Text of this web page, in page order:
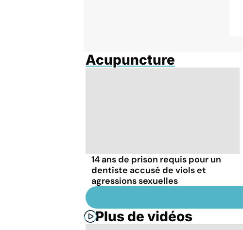
Acupuncture
14 ans de prison requis pour un
dentiste accusé de viols et
agressions sexuelles
Plus de vidéos